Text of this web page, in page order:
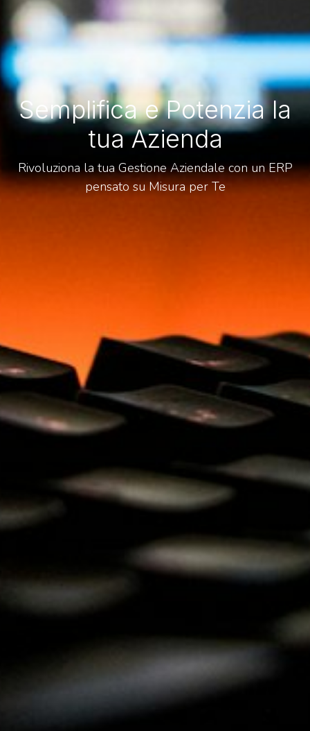
Semplifica e Potenzia la
tua Azienda
Rivoluziona la tua Gestione Aziendale con un ERP
pensato su Misura per Te